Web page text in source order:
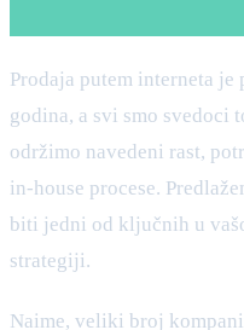
Prodaja putem interneta
godina, a svi smo svedoci
održimo navedeni rast,
in-house procese.
biti jedni od ključnih u
strategiji.
Naime, veliki broj